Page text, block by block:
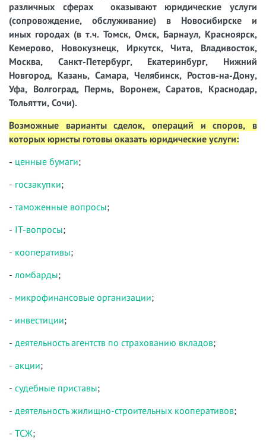
различных сферах
оказывают юридические услуги
(сопровождение, обслуживание) в Новосибирске и
иных городах (в т.ч. Томск, Омск, Барнаул, Красноярск,
Кемерово, Новокузнецк, Иркутск, Чита, Владивосток,
Москва, Санкт-Петербург, Екатеринбург, Нижний
Новгород, Казань, Самара, Челябинск, Ростов-на-Дону,
Уфа, Волгоград, Пермь, Воронеж, Саратов, Краснодар,
Тольятти, Сочи).
Возможные варианты сделок, операций и споров, в
которых юристы готовы оказать юридические услуги:
- ценные бумаги;
- госзакупки;
- таможенные вопросы;
- IT-вопросы;
- кооперативы;
- ломбарды;
- микрофинансовые организации;
- инвестиции;
- деятельность агентств по страхованию вкладов;
- акции;
- судебные приставы;
- деятельность жилищно-строительных кооперативов;
- ТСЖ;